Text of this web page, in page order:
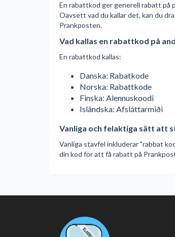
En rabattkod ger generell rabatt på
Oavsett vad du kallar det, kan du
Prankposten.
Vad kallas en rabattkod på
En rabattkod kallas:
Danska: Rabatkode
Norska: Rabattkode
Finska: Alennuskoodi
Isländska: Afsláttarmiði
Vanliga och felaktiga sätt att
Vanliga stavfel inkluderar "rabbat
din kod för att få rabatt på